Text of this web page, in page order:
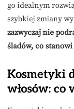
go idealnym
szybkiej zmiany
zazwyczaj nie
śladów, co
Kosmetyki
włosów: co